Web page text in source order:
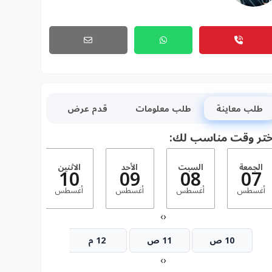
طلب معاينة طلب معلومات قدم عرض
وقت مناسب لك:
الجمعة
07
أغسطس
السبت
08
أغسطس
الأحد
09
أغسطس
الاثنين
10
أغسطس
‹
›
10 ص 11 ص 12 م
‹
›